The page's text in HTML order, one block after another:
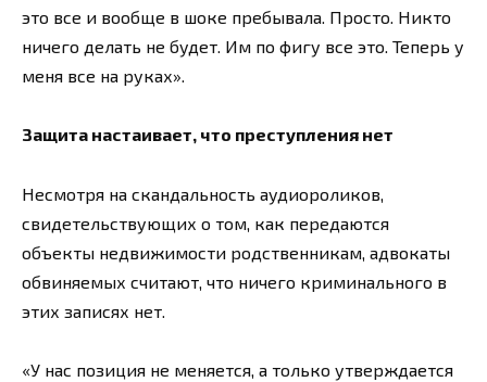
это все и вообще в шоке пребывала. Просто. Никто
ничего делать не будет. Им по фигу все это. Теперь у
меня все на руках».
Защита настаивает, что преступления нет
Несмотря на скандальность аудиороликов,
свидетельствующих о том, как передаются
объекты недвижимости родственникам, адвокаты
обвиняемых считают, что ничего криминального в
этих записях нет.
«У нас позиция не меняется, а только утверждается